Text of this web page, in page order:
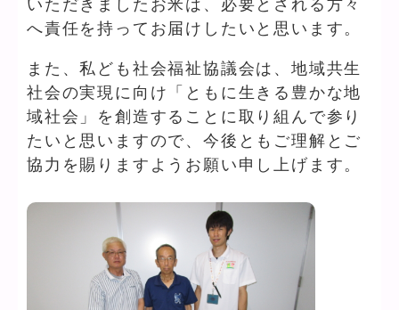
いただきましたお米は、必要とされる方々
へ責任を持ってお届けしたいと思います。
また、私ども社会福祉協議会は、地域共生
社会の実現に向け「ともに生きる豊かな地
域社会」を創造することに取り組んで参り
たいと思いますので、今後ともご理解とご
協力を賜りますようお願い申し上げます。